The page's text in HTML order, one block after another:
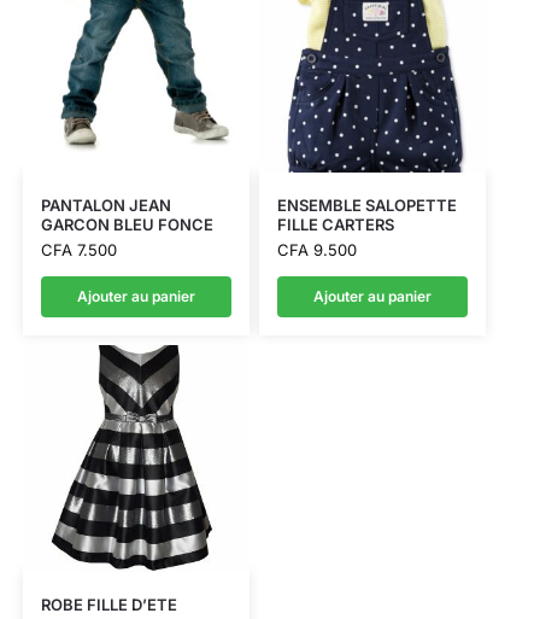
PANTALON JEAN
GARCON BLEU FONCE
CFA7.500
Ajouter au panier
ENSEMBLE SALOPETTE
FILLE CARTERS
CFA9.500
Ajouter au panier
ROBE FILLE D’ETE